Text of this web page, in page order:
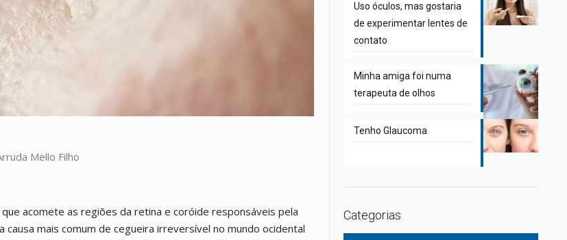
Mello Filho
acomete as regiões da retina e coróide responsáveis pela
mais comum de cegueira irreversível no mundo ocidental
Uso óculos, mas gostaria
de experimentar lentes de
contato
Minha amiga foi numa
terapeuta de olhos
Tenho Glaucoma
Categorias